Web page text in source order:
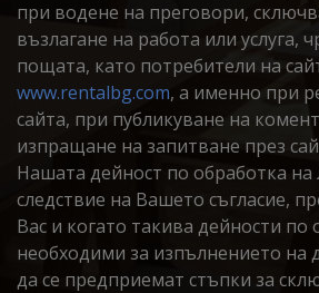
при водене на преговори,
възлагане на работа или услуга,
пощата, като потребители на
www.rentalbg.com, а именно при
сайта, при публикуване на
изпращане на запитване през
Нашата дейност по обработка на
следствие на Вашето съгласие,
Вас и когато такива дейности по
необходими за изпълнението на
да се предприемат стъпки за